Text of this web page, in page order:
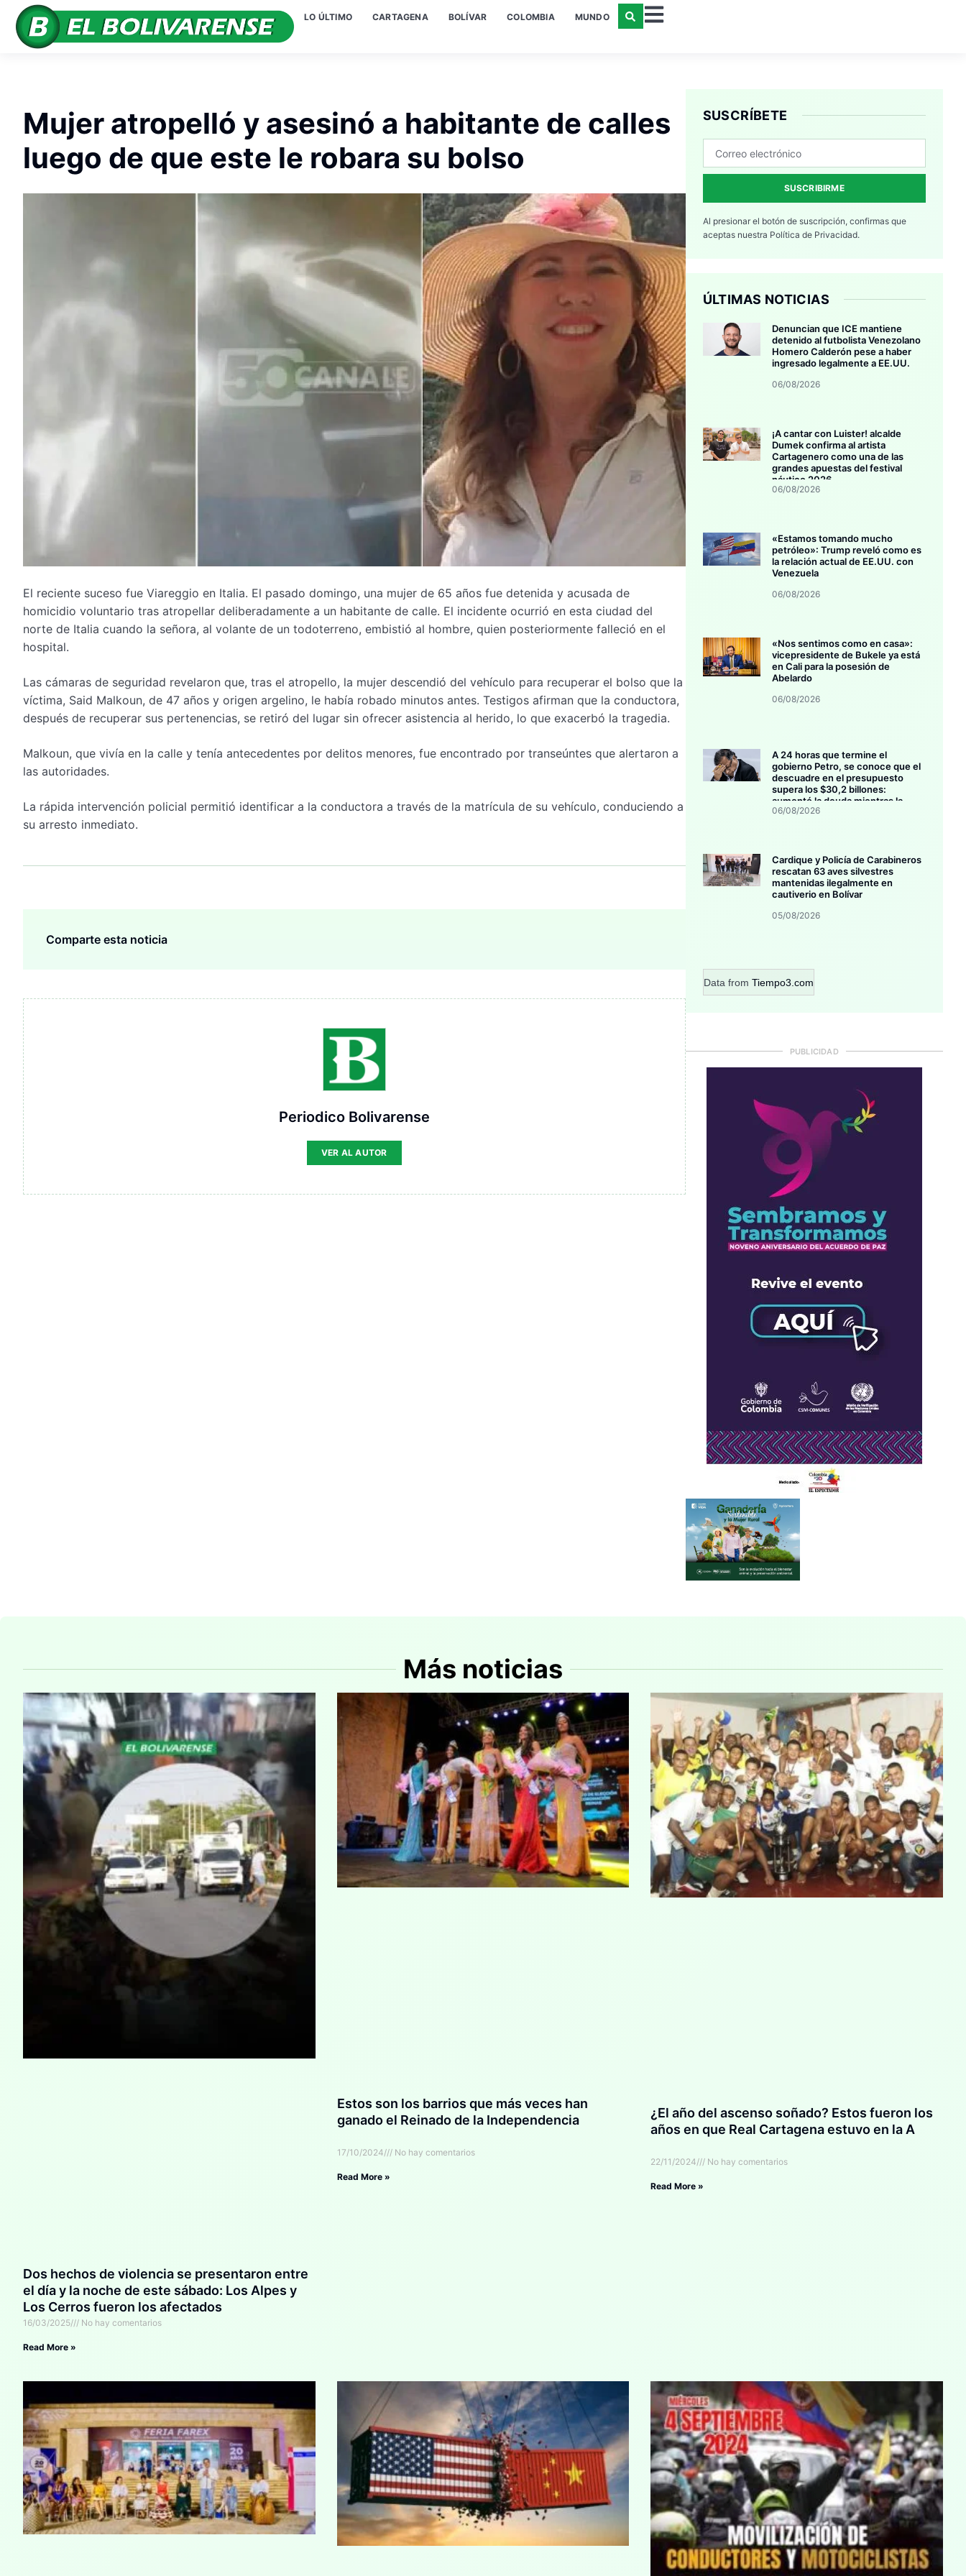
LO ÚLTIMO CARTAGENA BOLÍVAR COLOMBIA MUNDO
Mujer atropelló y asesinó a habitante de calles
luego de que este le robara su bolso
El reciente suceso fue Viareggio en Italia. El pasado domingo, una mujer de 65 años fue detenida y acusada de
homicidio voluntario tras atropellar deliberadamente a un habitante de calle. El incidente ocurrió en esta ciudad del
norte de Italia cuando la señora, al volante de un todoterreno, embistió al hombre, quien posteriormente falleció en el
hospital.
Las cámaras de seguridad revelaron que, tras el atropello, la mujer descendió del vehículo para recuperar el bolso que la
víctima, Said Malkoun, de 47 años y origen argelino, le había robado minutos antes. Testigos afirman que la conductora,
después de recuperar sus pertenencias, se retiró del lugar sin ofrecer asistencia al herido, lo que exacerbó la tragedia.
Malkoun, que vivía en la calle y tenía antecedentes por delitos menores, fue encontrado por transeúntes que alertaron a
las autoridades.
La rápida intervención policial permitió identificar a la conductora a través de la matrícula de su vehículo, conduciendo a
su arresto inmediato.
Comparte esta noticia
Periodico Bolivarense
VER AL AUTOR
SUSCRÍBETE
SUSCRIBIRME
Al presionar el botón de suscripción, confirmas que
aceptas nuestra Política de Privacidad.
ÚLTIMAS NOTICIAS
Denuncian que ICE mantiene
detenido al futbolista Venezolano
Homero Calderón pese a haber
ingresado legalmente a EE.UU.
06/08/2026
¡A cantar con Luister! alcalde
Dumek confirma al artista
Cartagenero como una de las
grandes apuestas del festival
náutico 2026
06/08/2026
«Estamos tomando mucho
petróleo»: Trump reveló como es
la relación actual de EE.UU. con
Venezuela
06/08/2026
«Nos sentimos como en casa»:
vicepresidente de Bukele ya está
en Cali para la posesión de
Abelardo
06/08/2026
A 24 horas que termine el
gobierno Petro, se conoce que el
descuadre en el presupuesto
supera los $30,2 billones:
aumentó la deuda mientras la
inversión se estanca
06/08/2026
Cardique y Policía de Carabineros
rescatan 63 aves silvestres
mantenidas ilegalmente en
cautiverio en Bolívar
05/08/2026
Data from Tiempo3.com
PUBLICIDAD
Más noticias
Dos hechos de violencia se presentaron entre
el día y la noche de este sábado: Los Alpes y
Los Cerros fueron los afectados
16/03/2025 No hay comentarios
Read More »
Estos son los barrios que más veces han
ganado el Reinado de la Independencia
17/10/2024 No hay comentarios
Read More »
¿El año del ascenso soñado? Estos fueron los
años en que Real Cartagena estuvo en la A
22/11/2024 No hay comentarios
Read More »